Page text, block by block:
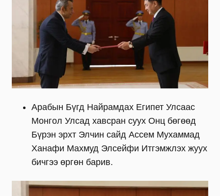
Арабын Бүгд Найрамдах Египет Улсаас
Монгол Улсад хавсран суух Онц бөгөөд
Бүрэн эрхт Элчин сайд Ассем Мухаммад
Ханафи Махмуд Элсейфи Итгэмжлэх жуух
бичгээ өргөн барив.